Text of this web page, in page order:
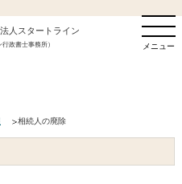
人スタートライン
行政書士事務所） メニュー
相続人の廃除